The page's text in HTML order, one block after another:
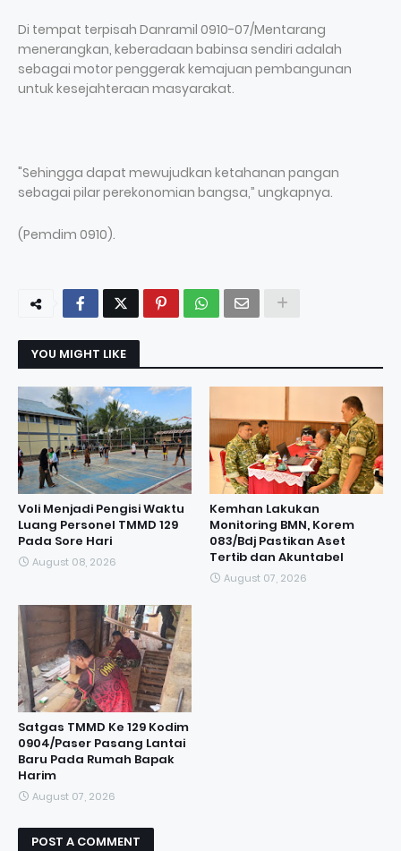
Di tempat terpisah Danramil 0910-07/Mentarang
menerangkan, keberadaan babinsa sendiri adalah
sebagai motor penggerak kemajuan pembangunan
untuk kesejahteraan masyarakat.
"Sehingga dapat mewujudkan ketahanan pangan
sebagai pilar perekonomian bangsa,” ungkapnya.
(Pemdim 0910).
YOU MIGHT LIKE
Voli Menjadi Pengisi Waktu
Luang Personel TMMD 129
Pada Sore Hari
August 08, 2026
Kemhan Lakukan
Monitoring BMN, Korem
083/Bdj Pastikan Aset
Tertib dan Akuntabel
August 07, 2026
Satgas TMMD Ke 129 Kodim
0904/Paser Pasang Lantai
Baru Pada Rumah Bapak
Harim
August 07, 2026
POST A COMMENT